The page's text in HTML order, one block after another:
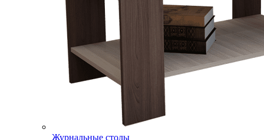
Журнальные столы